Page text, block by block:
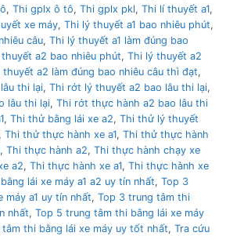
, Thi gplx ô tô, Thi gplx pkl, Thi lí thuyết a1,
xe máy, Thi lý thuyết a1 bao nhiêu phút,
câu, Thi lý thuyết a1 làm đúng bao
a2 bao nhiêu phút, Thi lý thuyết a2
thuyết a2 làm đúng bao nhiêu câu thì đạt,
thi lại, Thi rớt lý thuyết a2 bao lâu thi lại,
lâu thi lại, Thi rớt thực hành a2 bao lâu thi
, Thi thử bằng lái xe a2, Thi thử lý thuyết
, Thi thử thực hành xe a1, Thi thử thực hành
, Thi thực hành a2, Thi thực hành chạy xe
a2, Thi thực hành xe a1, Thi thực hành xe
lái xe máy a1 a2 uy tín nhất, Top 3
máy a1 uy tín nhất, Top 3 trung tâm thi
nhất, Top 5 trung tâm thi bằng lái xe máy
thi bằng lái xe máy uy tốt nhất, Tra cứu